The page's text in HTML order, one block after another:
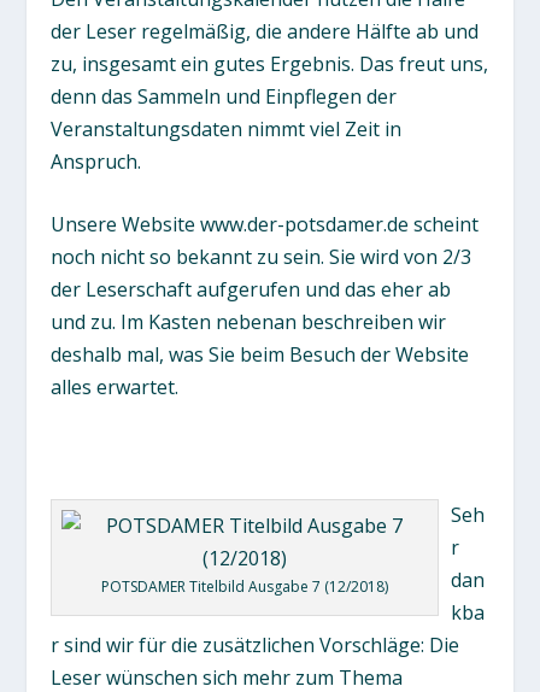
der Leser regelmäßig, die andere Hälfte ab und
zu, insgesamt ein gutes Ergebnis. Das freut uns,
denn das Sammeln und Einpflegen der
Veranstaltungsdaten nimmt viel Zeit in
Anspruch.
Unsere Website www.der-potsdamer.de scheint
noch nicht so bekannt zu sein. Sie wird von 2/3
der Leserschaft aufgerufen und das eher ab
und zu. Im Kasten nebenan beschreiben wir
deshalb mal, was Sie beim Besuch der Website
alles erwartet.
POTSDAMER Titelbild Ausgabe 7 (12/2018)
Seh
r
dan
kba
r sind wir für die zusätzlichen Vorschläge: Die
Leser wünschen sich mehr zum Thema